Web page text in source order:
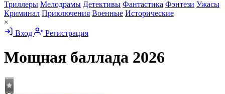
Триллеры Мелодрамы Детективы Фантастика Фэнтези Ужасы
Криминал Приключения Военные Исторические
×
Вход
Регистрация
Мощная баллада 2026